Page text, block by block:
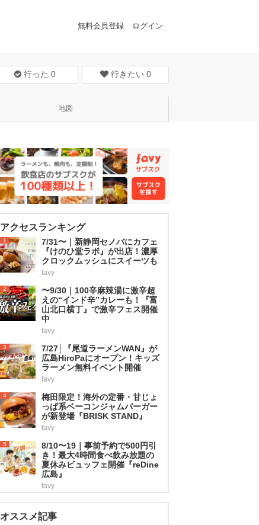
無料会員登録 ログイン
行った 0 行きたい 0
地図
アクセスランキング
1
7/31〜｜新静岡セノバにカフェ
『けのひ堂ラボ』が出店！濃厚
クロックムッシュにスイーツも
favy
2
〜9/30｜100辛麻辣湯に激辛超
えの“インド辛”カレーも！『富
山北口横丁』で激辛フェス開催
中
favy
3
7/27│『尾道ラーメンWAN』が
広島HiroPaにオープン！キッズ
ラーメン無料イベント開催
favy
4
梅田限定！海外の定番・甘じょ
っぱ系ベーコンジャムバーガー
が新登場『BRISK STAND』
favy
5
8/10〜19｜事前予約で500円引
き！最大4時間食べ飲み放題の
夏休みビュッフェ開催『reDine
広島』
favy
オススメ記事